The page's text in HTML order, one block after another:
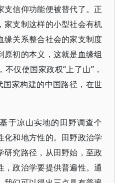
支信仰功能便被替代了。正
家支制这样的小型社会有机
缘关系整合社会的家支制度
原初的本义，这就是血缘组
仅使国家政权“上了山”，
国家构建的中国路径，在世
于凉山实地的田野调查个
化和地方性的。田野政治学
研究路径，从田野始，至政
，政治学要提供普遍性。通